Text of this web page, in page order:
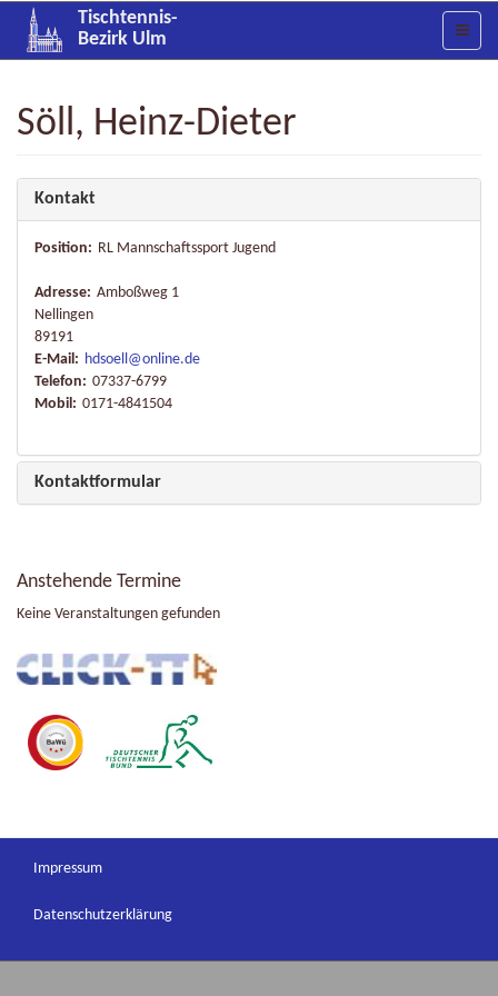
Tischtennis-
Bezirk Ulm
Söll, Heinz-Dieter
Kontakt
Position: RL Mannschaftssport Jugend
Adresse: Amboßweg 1
Nellingen
89191
E-Mail: hdsoell@online.de
Telefon: 07337-6799
Mobil: 0171-4841504
Kontaktformular
Anstehende Termine
Keine Veranstaltungen gefunden
Impressum
Datenschutzerklärung